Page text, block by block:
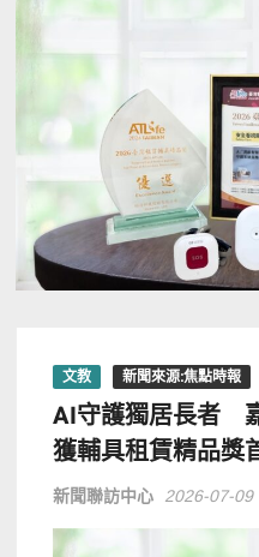
文教 新聞來源:焦點時報
AI守護獨居長者
獲輔具租賃精品獎
新聞聯訪中心 2026-07-09